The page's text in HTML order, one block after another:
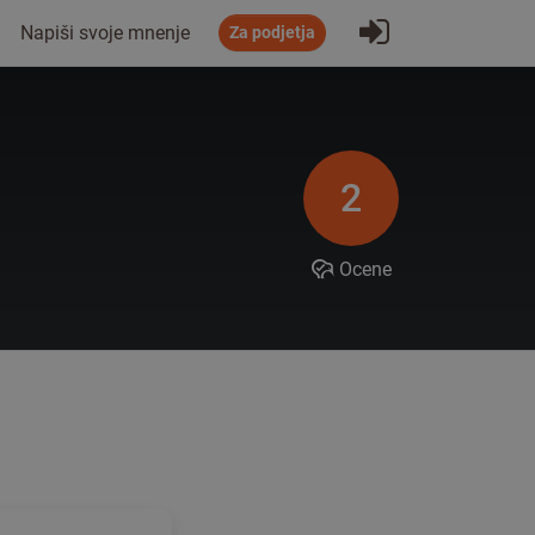
Napiši svoje mnenje Za podjetja Prijavi se
2
Ocene